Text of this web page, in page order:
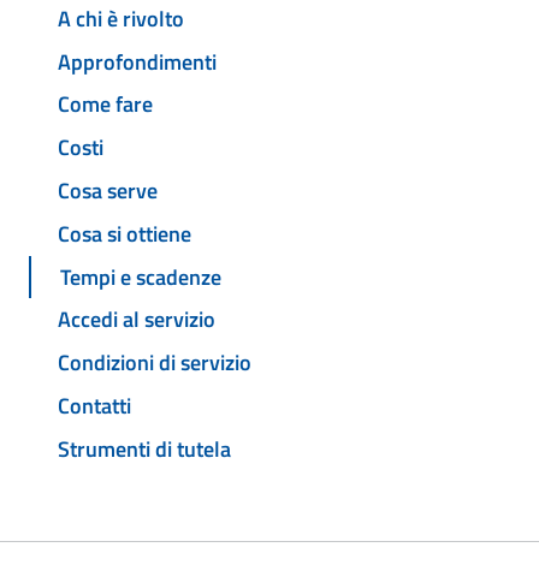
A chi è rivolto
Approfondimenti
Come fare
Costi
Cosa serve
Cosa si ottiene
Tempi e scadenze
Accedi al servizio
Condizioni di servizio
Contatti
Strumenti di tutela